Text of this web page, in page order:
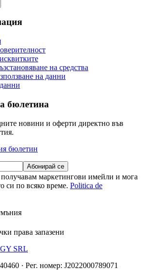
на средства
на данни
бюлетина
новини и оферти директно във
бюлетин
Абонирай се
получавам маркетингови имейли и мога
си по всяко време. Politica de
права запазени
SRL
· Рег. номер: J2022000789071